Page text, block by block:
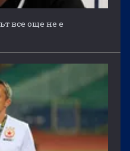
все още не е